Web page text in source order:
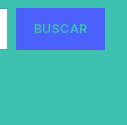
BUSCAR